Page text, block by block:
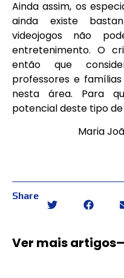
Ainda assim, os
ainda existe
videojogos não
entretenimento. O
então que
professores e
nesta área. Para
potencial deste tipo
Maria
Share
Ver mais artigos